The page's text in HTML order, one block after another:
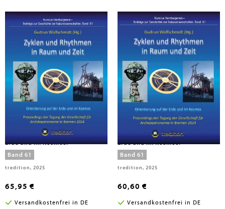
Wolfschmidt, Gudrun
Zyklen und Rhythmen in Raum
und Zeit -- Orientierung auf der
Erde und im Kosmos.
Band 61
tredition, 2025
65,95 €
Versandkostenfrei in DE
Wolfschmidt, Gudrun
Zyklen und Rhythmen in Raum
und Zeit -- Orientierung auf der
Erde und im Kosmos.
Band 61
tredition, 2025
60,60 €
Versandkostenfrei in DE